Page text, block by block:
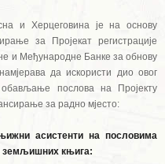
и Херцеговина је на основу
за Пројекат регистрације
и Међународне Банке за обнову
да искористи дио овог
послова на Пројекту
за радно мјесто:
асистенти на пословима
земљишних књига: